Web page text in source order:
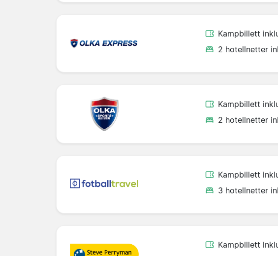
Kampbillett
2 hotellnetter
Kampbillett
2 hotellnetter
Kampbillett
3 hotellnetter
Kampbillett